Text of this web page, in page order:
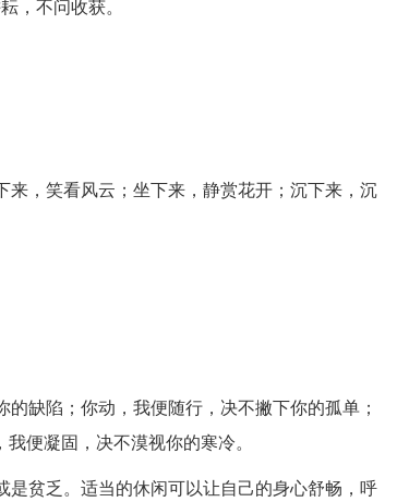
，不问收获。
，笑看风云；坐下来，静赏花开；沉下来，沉
缺陷；你动，我便随行，决不撇下你的孤单；
便凝固，决不漠视你的寒冷。
贫乏。适当的休闲可以让自己的身心舒畅，呼